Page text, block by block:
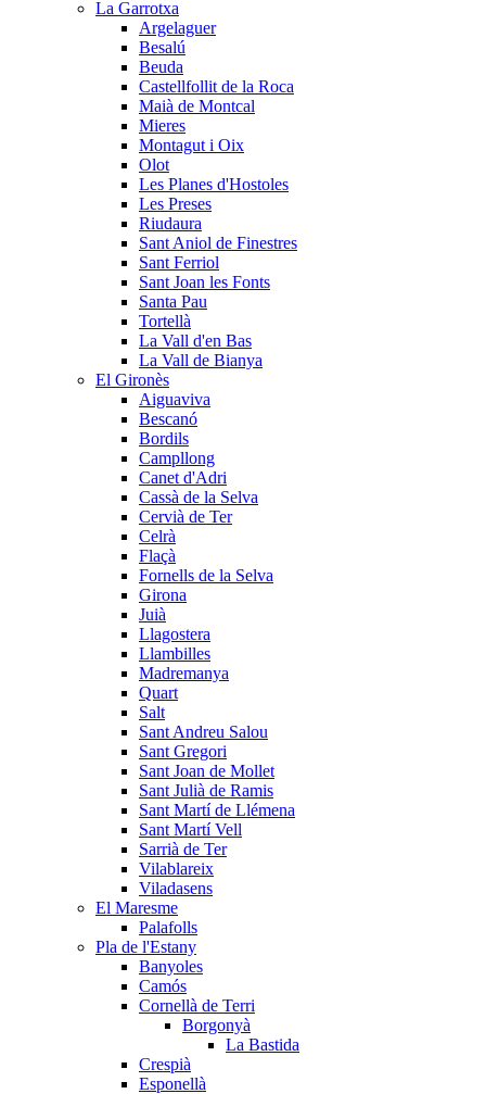
La Garrotxa
Argelaguer
Besalú
Beuda
Castellfollit de la Roca
Maià de Montcal
Mieres
Montagut i Oix
Olot
Les Planes d'Hostoles
Les Preses
Riudaura
Sant Aniol de Finestres
Sant Ferriol
Sant Joan les Fonts
Santa Pau
Tortellà
La Vall d'en Bas
La Vall de Bianya
El Gironès
Aiguaviva
Bescanó
Bordils
Campllong
Canet d'Adri
Cassà de la Selva
Cervià de Ter
Celrà
Flaçà
Fornells de la Selva
Girona
Juià
Llagostera
Llambilles
Madremanya
Quart
Salt
Sant Andreu Salou
Sant Gregori
Sant Joan de Mollet
Sant Julià de Ramis
Sant Martí de Llémena
Sant Martí Vell
Sarrià de Ter
Vilablareix
Viladasens
El Maresme
Palafolls
Pla de l'Estany
Banyoles
Camós
Cornellà de Terri
Borgonyà
La Bastida
Crespià
Esponellà